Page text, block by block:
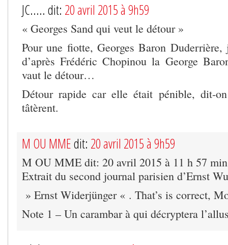
JC..... dit: 20 avril 2015 à 9h59
« Georges Sand qui veut le détour »
Pour une fiotte, Georges Baron
d’après Frédéric Chopinou la George
vaut le détour…
Détour rapide car elle était pénible, dit-
tâtèrent.
M OU MMEdit: 20 avril 2015 à 9h59
M OU MME dit: 20 avril 2015 à 11 h 57 min
Extrait du second journal parisien d’Ernst
» Ernst Widerjünger « . That’s is correct,
Note 1 – Un carambar à qui décryptera